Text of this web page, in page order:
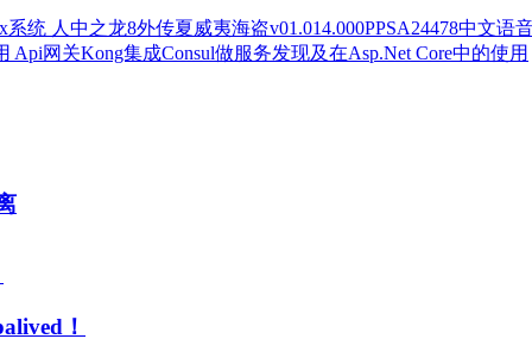
人中之龙8外传夏威夷海盗v01.014.000PPSA24478中文语
Api网关Kong集成Consul做服务发现及在Asp.Net Core中的使用
！